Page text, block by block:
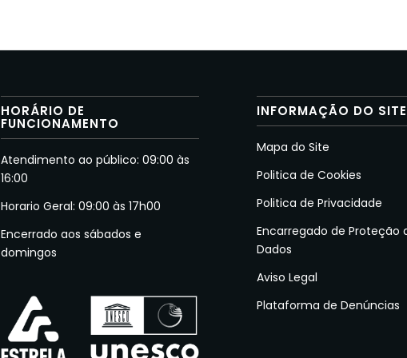
HORÁRIO DE
FUNCIONAMENTO
Atendimento ao público: 09:00 às
16:00
Horario Geral: 09:00 às 17h00
Encerrado aos sábados e
domingos
INFORMAÇÃO DO SITE
Mapa do Site
Politica de Cookies
Politica de Privacidade
Encarregado de Proteção
Dados
Aviso Legal
Plataforma de Denúncias